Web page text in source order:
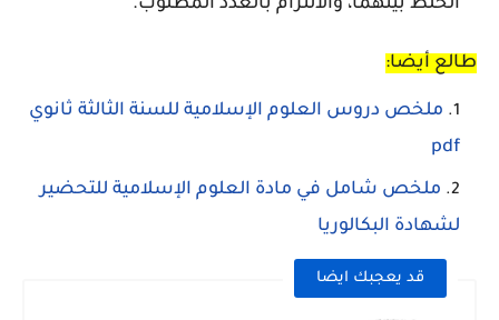
الخلط بينهما، والالتزام بالعدد المطلوب.
طالع أيضا:
ملخص دروس العلوم الإسلامية للسنة الثالثة ثانوي
pdf
ملخص شامل في مادة العلوم الإسلامية للتحضير
لشهادة البكالوريا
قد يعجبك ايضا